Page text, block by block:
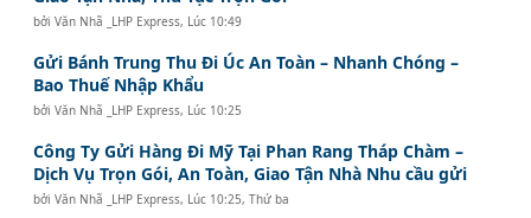
bởiVăn Nhã _LHP Express, Lúc 10:49
Gửi Bánh Trung Thu Đi Úc An Toàn – Nhanh Chóng –
Bao Thuế Nhập Khẩu
bởiVăn Nhã _LHP Express, Lúc 10:25
Công Ty Gửi Hàng Đi Mỹ Tại Phan Rang Tháp Chàm –
Dịch Vụ Trọn Gói, An Toàn, Giao Tận Nhà Nhu cầu gửi
bởiVăn Nhã _LHP Express, Lúc 10:25, Thứ ba